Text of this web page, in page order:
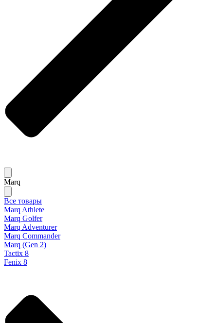
Marq
Все товары
Marq Athlete
Marq Golfer
Marq Adventurer
Marq Commander
Marq (Gen 2)
Tactix 8
Fenix 8